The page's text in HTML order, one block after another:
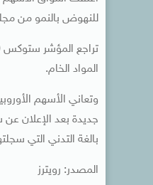
للنهوض بالنمو من
المواد الخام.
وتعاني الأسهم
جديدة بعد الإعلان
بالغة التدني التي
المصدر: رويترز